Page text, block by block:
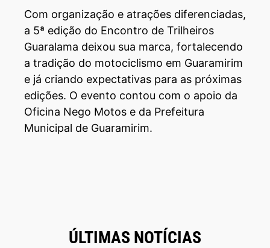
Com organização e atrações diferenciadas,
a 5ª edição do Encontro de Trilheiros
Guaralama deixou sua marca, fortalecendo
a tradição do motociclismo em Guaramirim
e já criando expectativas para as próximas
edições. O evento contou com o apoio da
Oficina Nego Motos e da Prefeitura
Municipal de Guaramirim.
ÚLTIMAS NOTÍCIAS